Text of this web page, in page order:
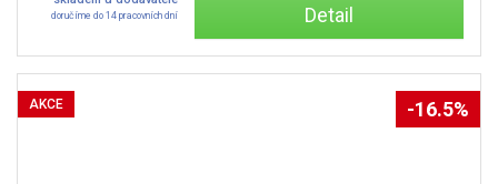
doručíme do 14 pracovních dní Detail
AKCE -16.5%